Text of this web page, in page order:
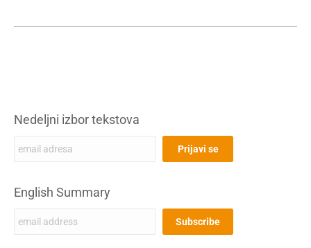
Nedeljni izbor tekstova
English Summary